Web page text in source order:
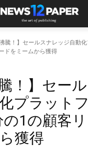
沸騰！】セールスナレッジ自動
ドをミームから獲得
！】セー
プラット
の1の顧客
獲得